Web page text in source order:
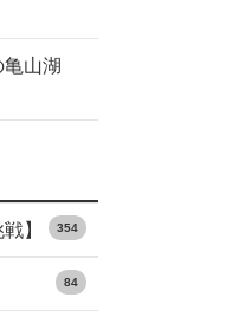
亀山湖
】 354
84